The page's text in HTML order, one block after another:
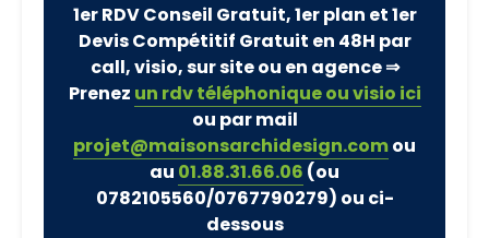
1er RDV Conseil Gratuit, 1er plan et 1er
Devis Compétitif Gratuit en 48H par
call, visio, sur site ou en agence ⇒
Prenez un rdv téléphonique ou visio ici
ou par mail
projet@maisonsarchidesign.comou
au 01.88.31.66.06 (ou
0782105560/0767790279) ou ci-
dessous